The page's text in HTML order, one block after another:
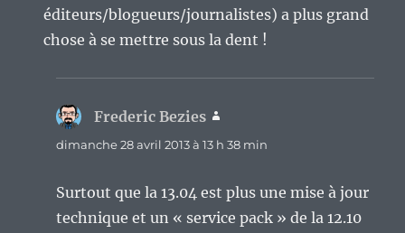
éditeurs/blogueurs/journalistes) a plus grand
chose à se mettre sous la dent !
Frederic Bezies
dimanche 28 avril 2013 à 13 h 38 min
Surtout que la 13.04 est plus une mise à jour
technique et un « service pack » de la 12.10